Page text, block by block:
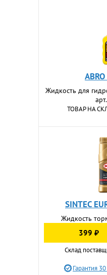
Жидкость для
ТОВАР НА
SINTEC
Жидкость
399 ₽
Склад
Гарантия